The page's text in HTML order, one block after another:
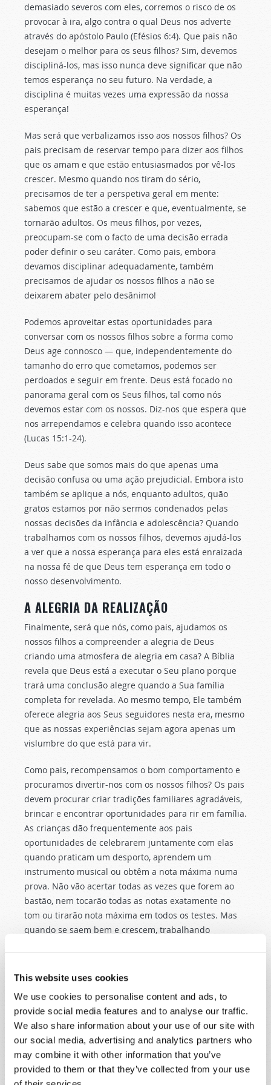
This website uses cookies
We use cookies to personalise content and ads, to
provide social media features and to analyse our traffic.
We also share information about your use of our site with
our social media, advertising and analytics partners who
may combine it with other information that you’ve
provided to them or that they’ve collected from your use
demasiado severos com eles, corremos o risco de os
provocar à ira, algo contra o qual Deus nos adverte
através do apóstolo Paulo (Efésios 6:4). Que pais não
desejam o melhor para os seus filhos? Sim, devemos
discipliná-los, mas isso nunca deve significar que não
temos esperança no seu futuro. Na verdade, a
disciplina é muitas vezes uma expressão da nossa
esperança!
Mas será que verbalizamos isso aos nossos filhos? Os
pais precisam de reservar tempo para dizer aos filhos
que os amam e que estão entusiasmados por vê-los
crescer. Mesmo quando nos tiram do sério,
precisamos de ter a perspetiva geral em mente:
sabemos que estão a crescer e que, eventualmente, se
tornarão adultos. Os meus filhos, por vezes,
preocupam-se com o facto de uma decisão errada
poder definir o seu caráter. Como pais, embora
devamos disciplinar adequadamente, também
precisamos de ajudar os nossos filhos a não se
deixarem abater pelo desânimo!
Podemos aproveitar estas oportunidades para
conversar com os nossos filhos sobre a forma como
Deus age connosco — que, independentemente do
tamanho do erro que cometamos, podemos ser
perdoados e seguir em frente. Deus está focado no
panorama geral com os Seus filhos, tal como nós
devemos estar com os nossos. Diz-nos que espera que
nos arrependamos e celebra quando isso acontece
(Lucas 15:1-24).
Deus sabe que somos mais do que apenas uma
decisão confusa ou uma ação prejudicial. Embora isto
também se aplique a nós, enquanto adultos, quão
gratos estamos por não sermos condenados pelas
nossas decisões da infância e adolescência? Quando
trabalhamos com os nossos filhos, devemos ajudá-los
a ver que a nossa esperança para eles está enraizada
na nossa fé de que Deus tem esperança em todo o
nosso desenvolvimento.
A ALEGRIA DA REALIZAÇÃO
Finalmente, será que nós, como pais, ajudamos os
nossos filhos a compreender a alegria de Deus
criando uma atmosfera de alegria em casa? A Bíblia
revela que Deus está a executar o Seu plano porque
trará uma conclusão alegre quando a Sua família
completa for revelada. Ao mesmo tempo, Ele também
oferece alegria aos Seus seguidores nesta era, mesmo
que as nossas experiências sejam agora apenas um
vislumbre do que está para vir.
Como pais, recompensamos o bom comportamento e
procuramos divertir-nos com os nossos filhos? Os pais
devem procurar criar tradições familiares agradáveis,
brincar e encontrar oportunidades para rir em família.
As crianças dão frequentemente aos pais
oportunidades de celebrarem juntamente com elas
quando praticam um desporto, aprendem um
instrumento musical ou obtêm a nota máxima numa
prova. Não vão acertar todas as vezes que forem ao
bastão, nem tocarão todas as notas exatamente no
tom ou tirarão nota máxima em todos os testes. Mas
quando se saem bem e crescem, trabalhando
conseguem, ainda precisam de encorajamento.
Os pais devem também mostrar aos seus filhos como
se divertir de forma genuína e saudável num mundo
que muitas vezes equipara a diversão ao pecado.
Existem muitas boas formas de brincar, rir e divertir-
se sem infringir a lei de Deus. Os pais devem
aproveitar a oportunidade para mostrar aos seus